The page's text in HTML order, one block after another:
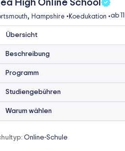
High Online School
, Hampshire • Koedukation •ab 11
Übersicht
Beschreibung
Programm
Studiengebühren
Warum wählen
Online-Schule